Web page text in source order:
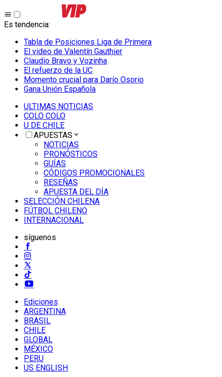
Es tendencia:
Tabla de Posiciones Liga de Primera
El video de Valentín Gauthier
Claudio Bravo y Vozinha
El refuerzo de la UC
Momento crucial para Darío Osorio
Gana Unión Española
ULTIMAS NOTICIAS
COLO COLO
U DE CHILE
APUESTAS
NOTICIAS
PRONÓSTICOS
GUÍAS
CÓDIGOS PROMOCIONALES
RESEÑAS
APUESTA DEL DÍA
SELECCIÓN CHILENA
FÚTBOL CHILENO
INTERNACIONAL
síguenos
Ediciones
ARGENTINA
BRASIL
CHILE
GLOBAL
MÉXICO
PERU
US ENGLISH